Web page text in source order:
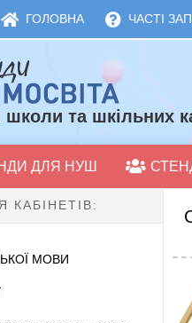
ГОЛОВНА ЧАСТІ
та шкільних
ДЛЯ НУШ
КАБІНЕТІВ:
МОВИ